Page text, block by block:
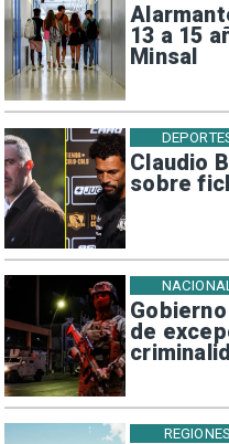
13 a 15
Minsal
Claudio
sobre
de
REGIONES